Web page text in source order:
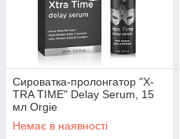
Сироватка-пролонгатор "X-
TRA TIME" Delay Serum, 15
мл Orgie
Немає в наявності